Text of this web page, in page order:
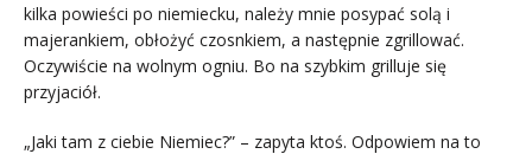
kilka powieści po niemiecku, należy mnie posypać solą i
majerankiem, obłożyć czosnkiem, a następnie zgrillować.
Oczywiście na wolnym ogniu. Bo na szybkim grilluje się
przyjaciół.
„Jaki tam z ciebie Niemiec?” – zapyta ktoś. Odpowiem na to